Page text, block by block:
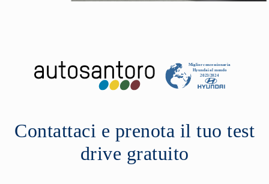
Contattaci e prenota il tuo test
drive gratuito